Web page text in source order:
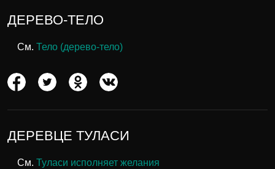
ДЕРЕВО-ТЕЛО
См. Тело (дерево-тело)
ДЕРЕВЦЕ ТУЛАСИ
См. Туласи исполняет желания